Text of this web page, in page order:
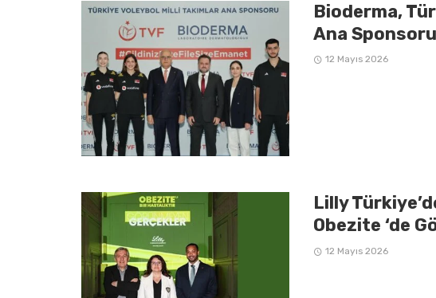
Bioderma,
Ana
12 Mayıs 2026
Lilly
Obezite ‘de
12 Mayıs 2026